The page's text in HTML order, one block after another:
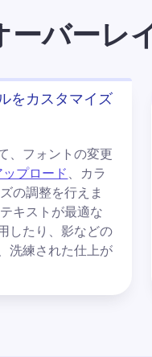
ーバーレ
をカスタマイズ
、フォントの変更
プロード
、カラ
の調整を行えま
キストが最適な
したり、影などの
洗練された仕上が